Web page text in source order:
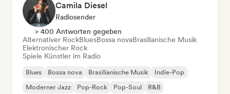
Camila Diesel
Radiosender
> 400 Antworten gegeben
Alternativer RockBluesBossa novaBrasilianische Musik
Elektronischer Rock
Spiele Künstler im Radio
Blues Bossa nova Brasilianische Musik
Indie-Pop
Moderner Jazz
Pop-Rock Pop-Soul R&B